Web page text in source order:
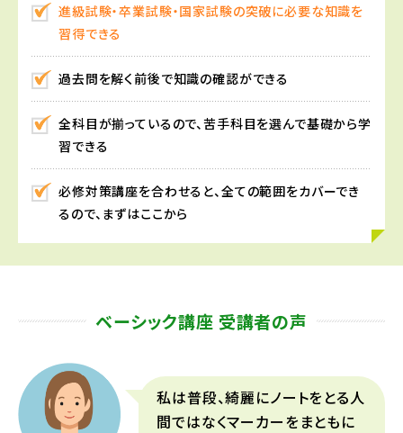
進級試験・卒業試験・国家試験の突破に必要な知識を
習得できる
過去問を解く前後で知識の確認ができる
全科目が揃っているので、苦手科目を選んで基礎から学
習できる
必修対策講座を合わせると、全ての範囲をカバーでき
るので、まずはここから
ベーシック講座 受講者の声
私は普段、綺麗にノートをとる人
間ではなくマーカーをまともに